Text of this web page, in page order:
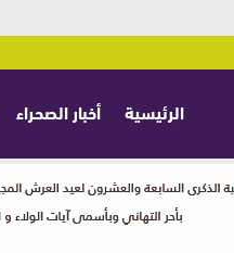
الرئيسية أخبار الصحراء